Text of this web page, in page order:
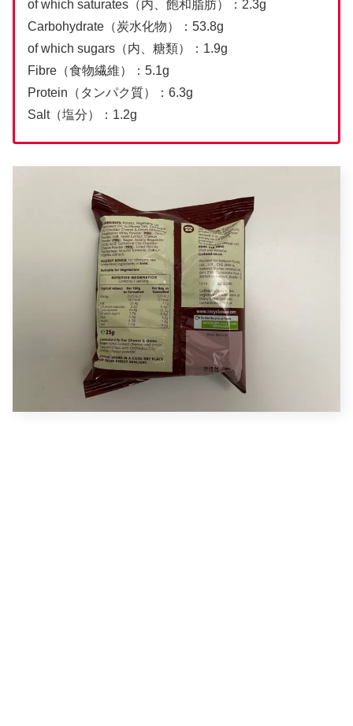
of which saturates（内、飽和脂肪）：2.3g
Carbohydrate（炭水化物）：53.8g
of which sugars（内、糖類）：1.9g
Fibre（食物繊維）：5.1g
Protein（タンパク質）：6.3g
Salt（塩分）：1.2g